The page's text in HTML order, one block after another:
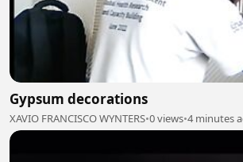
Gypsum decorations
XAVIO FRANCISCO WYNTERS•0 views•4 minutes